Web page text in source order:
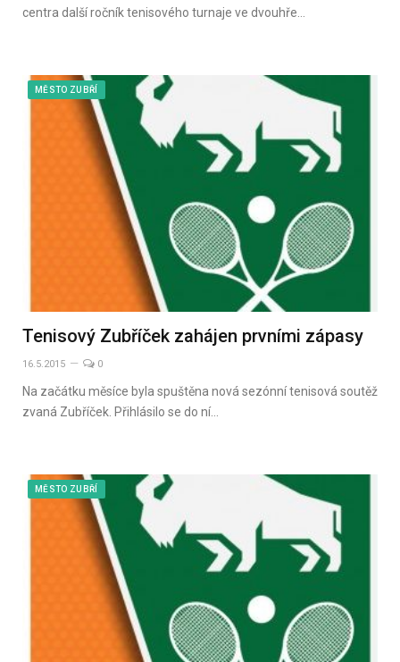
centra další ročník tenisového turnaje ve dvouhře…
MĚSTO ZUBŘÍ
Tenisový Zubříček zahájen prvními zápasy
16.5.2015 0
Na začátku měsíce byla spuštěna nová sezónní tenisová soutěž
zvaná Zubříček. Přihlásilo se do ní…
MĚSTO ZUBŘÍ